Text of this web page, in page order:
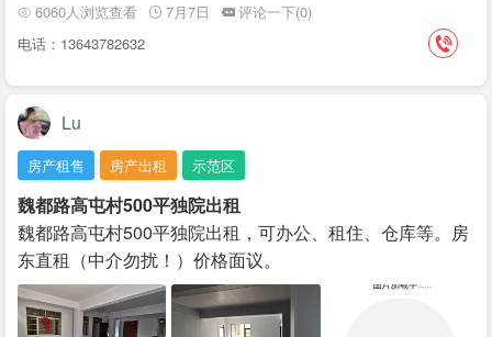
6060人浏览查看 7月7日
评论一下(0)
电话：13643782632
Lu
房产租售 房产出租 示范区
魏都路高屯村500平独院出租
魏都路高屯村500平独院出租，可办公、租住、仓库等。房
东直租（中介勿扰！）价格面议。